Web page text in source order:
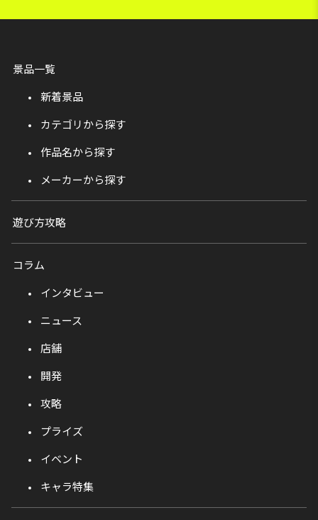
景品一覧
新着景品
カテゴリから探す
作品名から探す
メーカーから探す
遊び方攻略
コラム
インタビュー
ニュース
店舗
開発
攻略
プライズ
イベント
キャラ特集